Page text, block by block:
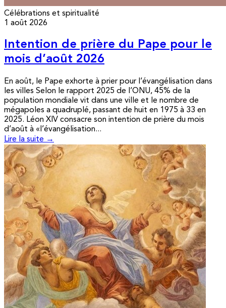
Célébrations et spiritualité
1 août 2026
Intention de prière du Pape pour le
mois d’août 2026
En août, le Pape exhorte à prier pour l’évangélisation dans
les villes Selon le rapport 2025 de l’ONU, 45% de la
population mondiale vit dans une ville et le nombre de
mégapoles a quadruplé, passant de huit en 1975 à 33 en
2025. Léon XIV consacre son intention de prière du mois
d’août à «l’évangélisation...
Lire la suite →